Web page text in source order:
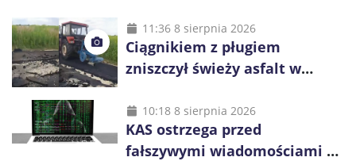
11:36 8 sierpnia 2026
Ciągnikiem z pługiem
zniszczył świeży asfalt w
60-latka
10:18 8 sierpnia 2026
KAS ostrzega przed
fałszywymi wiadomościami o